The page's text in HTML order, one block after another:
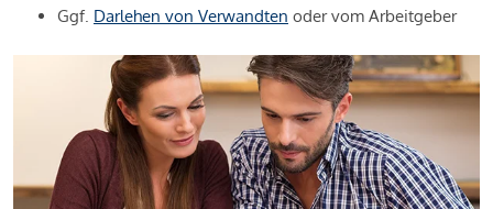
Ggf. Darlehen von Verwandten oder vom Arbeitgeber